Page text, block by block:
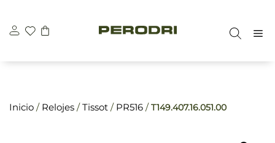
contenido
Inicio / Relojes /Tissot / PR516 /T149.407.16.051.00